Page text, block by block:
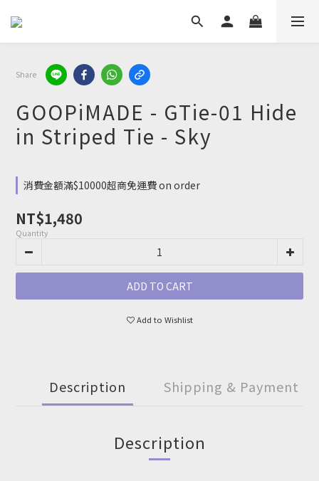
Share
GOOPiMADE - GTie-01 Hide
in Striped Tie - Sky
消費金額滿$10000超商免運費 on order
NT$1,480
Quantity
ADD TO CART
Add to Wishlist
Description Shipping & Payment
Description